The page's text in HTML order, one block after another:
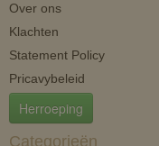
Over ons
Klachten
Statement Policy
Pricavybeleid
Herroeping
Categorieën